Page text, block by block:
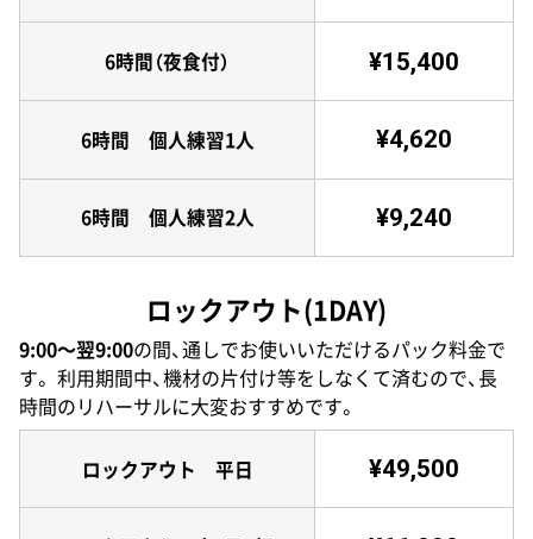
6時間（夜食付） ¥15,400
6時間 個人練習1人 ¥4,620
6時間 個人練習2人 ¥9,240
ロックアウト(1DAY)
9:00〜翌9:00の間、通しでお使いいただけるパック料金で
す。 利用期間中、機材の片付け等をしなくて済むので、長
時間のリハーサルに大変おすすめです。
ロックアウト 平日 ¥49,500